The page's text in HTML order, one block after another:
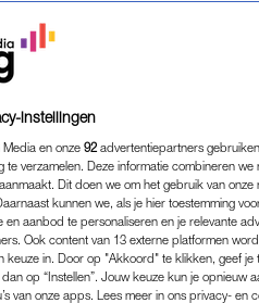
WONEN &
instellingen
en onze 92 advertentiepartners
te verzamelen. Deze informatie combineren
Dit doen we om het gebruik van
kunnen we, als je hier toestemming
en aanbod te personaliseren en je relevante
Ook content van 13 externe platformen
keuze in. Door op "Akkoord" te klikken, geef
op “Instellen”. Jouw keuze kun je opnieuw
van onze apps. Lees meer in ons privacy- en